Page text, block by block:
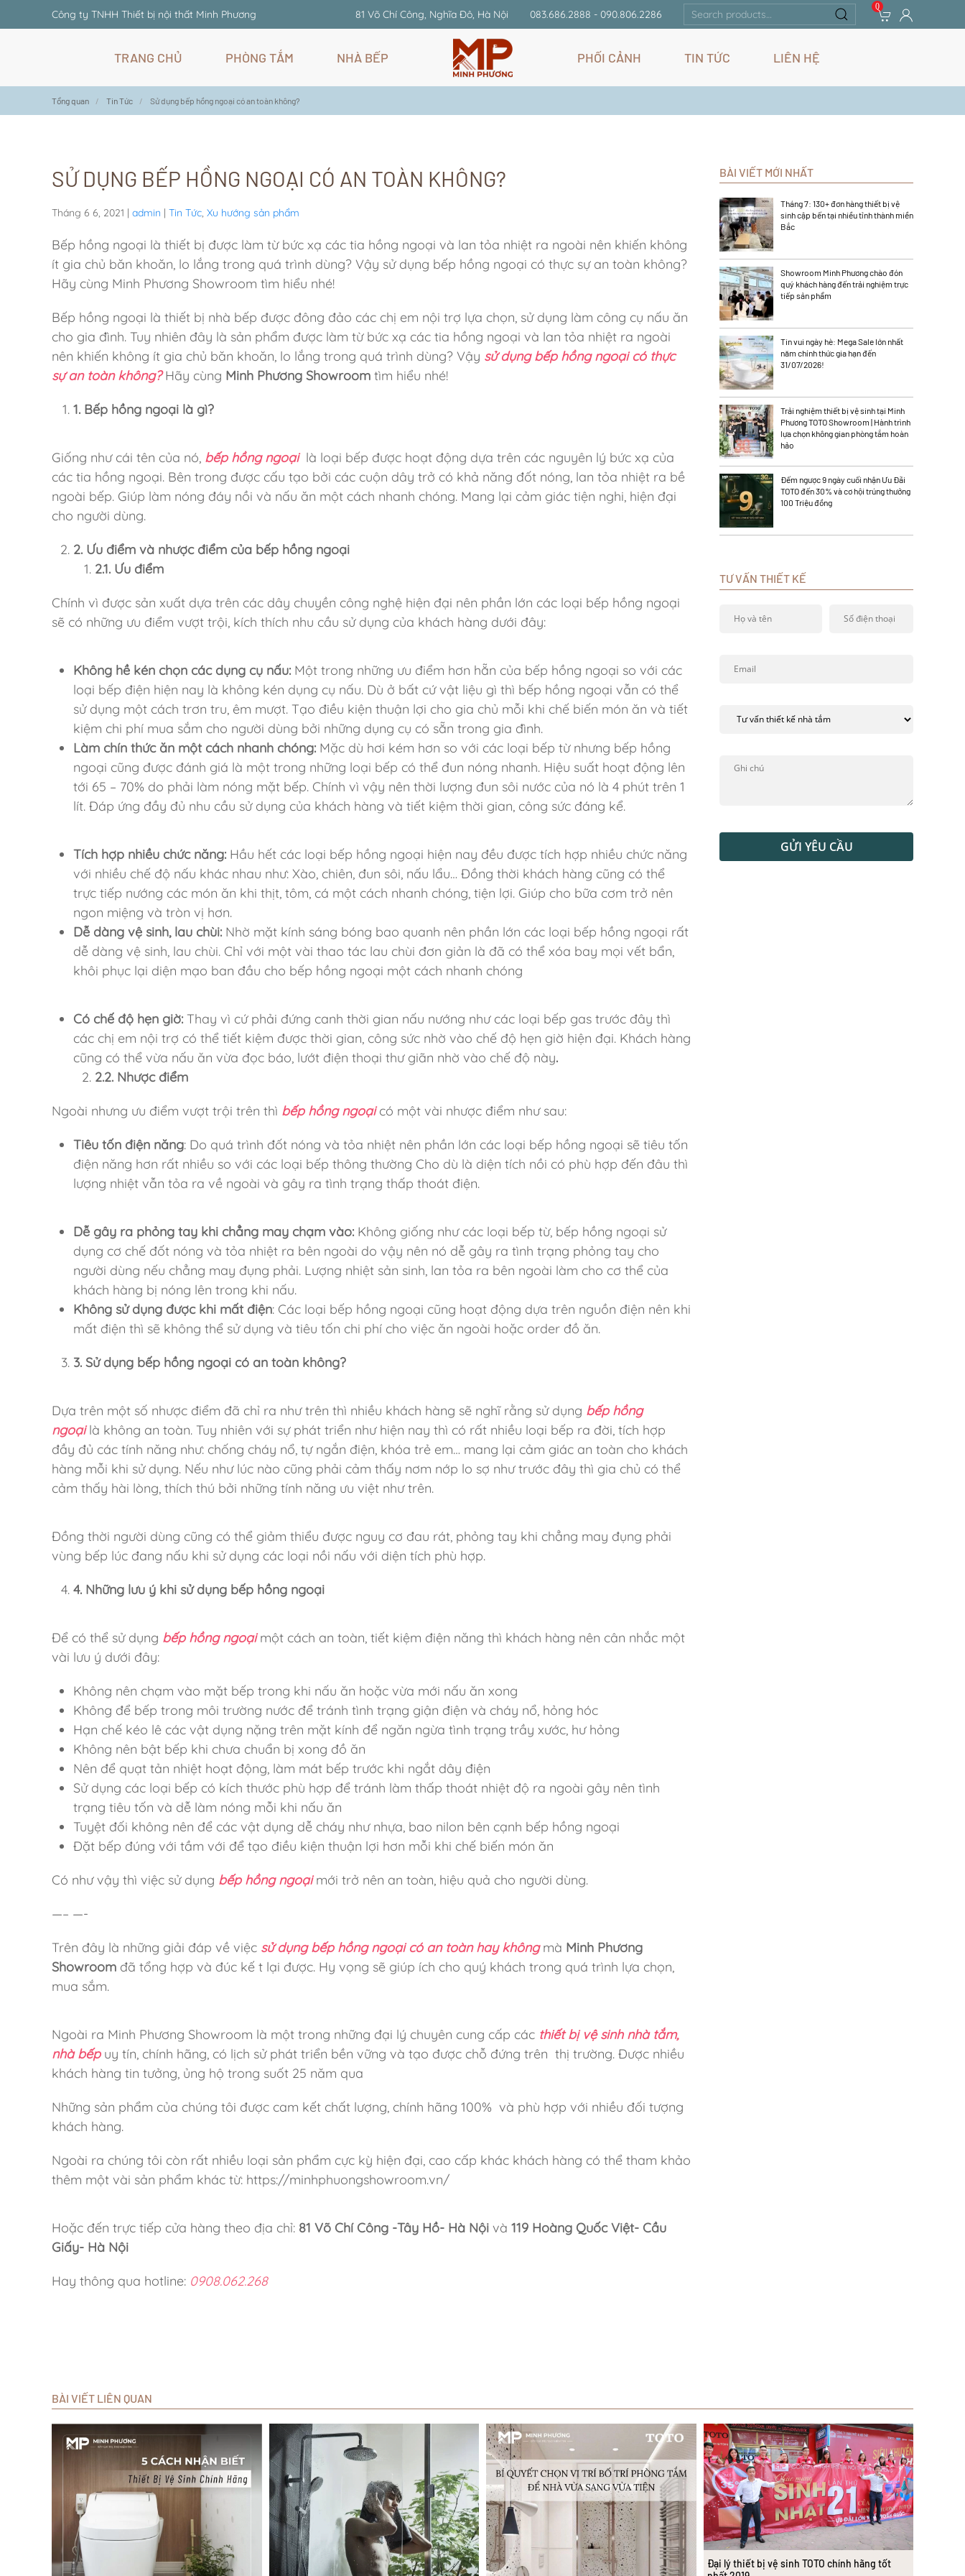
content
Công ty TNHH Thiết bị nội thất Minh Phương 81 Võ Chí Công, Nghĩa Đô, Hà Nội 083.686.2888 - 090.806.2286
Search
for:
0
TRANG CHỦ PHÒNG TẮM NHÀ BẾP PHỐI CẢNH TIN TỨC LIÊN HỆ
Tổng quan Tin Tức Sử dụng bếp hồng ngoại có an toàn không?
SỬ DỤNG BẾP HỒNG NGOẠI CÓ AN TOÀN KHÔNG?
Tháng 6 6, 2021 | admin | Tin Tức, Xu hướng sản phẩm
Bếp hồng ngoại là thiết bị được làm từ bức xạ các tia hồng ngoại và lan tỏa nhiệt ra ngoài nên khiến không
ít gia chủ băn khoăn, lo lắng trong quá trình dùng? Vậy sử dụng bếp hồng ngoại có thực sự an toàn không?
Hãy cùng Minh Phương Showroom tìm hiểu nhé!
Bếp hồng ngoại là thiết bị nhà bếp được đông đảo các chị em nội trợ lựa chọn, sử dụng làm công cụ nấu ăn
cho gia đình. Tuy nhiên đây là sản phẩm được làm từ bức xạ các tia hồng ngoại và lan tỏa nhiệt ra ngoài
nên khiến không ít gia chủ băn khoăn, lo lắng trong quá trình dùng? Vậy sử dụng bếp hồng ngoại có thực
sự an toàn không?Hãy cùng Minh Phương Showroom tìm hiểu nhé!
1. Bếp hồng ngoại là gì?
Giống như cái tên của nó, bếp hồng ngoại là loại bếp được hoạt động dựa trên các nguyên lý bức xạ của
các tia hồng ngoại. Bên trong được cấu tạo bởi các cuộn dây trở có khả năng đốt nóng, lan tỏa nhiệt ra bề
ngoài bếp. Giúp làm nóng đáy nồi và nấu ăn một cách nhanh chóng. Mang lại cảm giác tiện nghi, hiện đại
cho người dùng.
2. Ưu điểm và nhược điểm của bếp hồng ngoại
2.1. Ưu điểm
Chính vì được sản xuất dựa trên các dây chuyền công nghệ hiện đại nên phần lớn các loại bếp hồng ngoại
sẽ có những ưu điểm vượt trội, kích thích nhu cầu sử dụng của khách hàng dưới đây:
Không hề kén chọn các dụng cụ nấu: Một trong những ưu điểm hơn hẵn của bếp hồng ngoại so với các
loại bếp điện hiện nay là không kén dụng cụ nấu. Dù ở bất cứ vật liệu gì thì bếp hồng ngoại vẫn có thể
sử dụng một cách trơn tru, êm mượt. Tạo điều kiện thuận lợi cho gia chủ mỗi khi chế biến món ăn và tiết
kiệm chi phí mua sắm cho người dùng bởi những dụng cụ có sẵn trong gia đình.
Làm chín thức ăn một cách nhanh chóng: Mặc dù hơi kém hơn so với các loại bếp từ nhưng bếp hồng
ngoại cũng được đánh giá là một trong những loại bếp có thể đun nóng nhanh. Hiệu suất hoạt động lên
tới 65 – 70% do phải làm nóng mặt bếp. Chính vì vậy nên thời lượng đun sôi nước của nó là 4 phút trên 1
lít. Đáp ứng đầy đủ nhu cầu sử dụng của khách hàng và tiết kiệm thời gian, công sức đáng kể.
Tích hợp nhiều chức năng: Hầu hết các loại bếp hồng ngoại hiện nay đều được tích hợp nhiều chức năng
với nhiều chế độ nấu khác nhau như: Xào, chiên, đun sôi, nấu lẩu… Đồng thời khách hàng cũng có thể
trực tiếp nướng các món ăn khi thịt, tôm, cá một cách nhanh chóng, tiện lợi. Giúp cho bữa cơm trở nên
ngon miệng và tròn vị hơn.
Dễ dàng vệ sinh, lau chùi: Nhờ mặt kính sáng bóng bao quanh nên phần lớn các loại bếp hồng ngoại rất
dễ dàng vệ sinh, lau chùi. Chỉ với một vài thao tác lau chùi đơn giản là đã có thể xóa bay mọi vết bẩn,
khôi phục lại diện mạo ban đầu cho bếp hồng ngoại một cách nhanh chóng
Có chế độ hẹn giờ: Thay vì cứ phải đứng canh thời gian nấu nướng như các loại bếp gas trước đây thì
các chị em nội trợ có thể tiết kiệm được thời gian, công sức nhờ vào chế độ hẹn giờ hiện đại. Khách hàng
cũng có thể vừa nấu ăn vừa đọc báo, lướt điện thoại thư giãn nhờ vào chế độ này.
2.2. Nhược điểm
Ngoài nhưng ưu điểm vượt trội trên thì bếp hồng ngoạicó một vài nhược điểm như sau:
Tiêu tốn điện năng: Do quá trình đốt nóng và tỏa nhiệt nên phần lớn các loại bếp hồng ngoại sẽ tiêu tốn
điện năng hơn rất nhiều so với các loại bếp thông thường Cho dù là diện tích nồi có phù hợp đến đâu thì
lượng nhiệt vẫn tỏa ra về ngoài và gây ra tình trạng thấp thoát điện.
Dễ gây ra phỏng tay khi chẳng may chạm vào: Không giống như các loại bếp từ, bếp hồng ngoại sử
dụng cơ chế đốt nóng và tỏa nhiệt ra bên ngoài do vậy nên nó dễ gây ra tình trạng phỏng tay cho
người dùng nếu chẳng may đụng phải. Lượng nhiệt sản sinh, lan tỏa ra bên ngoài làm cho cơ thể của
khách hàng bị nóng lên trong khi nấu.
Không sử dụng được khi mất điện: Các loại bếp hồng ngoại cũng hoạt động dựa trên nguồn điện nên khi
mất điện thì sẽ không thể sử dụng và tiêu tốn chi phí cho việc ăn ngoài hoặc order đồ ăn.
3. Sử dụng bếp hồng ngoại có an toàn không?
Dựa trên một số nhược điểm đã chỉ ra như trên thì nhiều khách hàng sẽ nghĩ rằng sử dụng bếp hồng
ngoạilà không an toàn. Tuy nhiên với sự phát triển như hiện nay thì có rất nhiều loại bếp ra đời, tích hợp
đầy đủ các tính năng như: chống cháy nổ, tự ngắn điện, khóa trẻ em… mang lại cảm giác an toàn cho khách
hàng mỗi khi sử dụng. Nếu như lúc nào cũng phải cảm thấy nơm nớp lo sợ như trước đây thì gia chủ có thể
cảm thấy hài lòng, thích thú bởi những tính năng ưu việt như trên.
Đồng thời người dùng cũng có thể giảm thiểu được nguy cơ đau rát, phỏng tay khi chẳng may đụng phải
vùng bếp lúc đang nấu khi sử dụng các loại nồi nấu với diện tích phù hợp.
4. Những lưu ý khi sử dụng bếp hồng ngoại
Để có thể sử dụng bếp hồng ngoạimột cách an toàn, tiết kiệm điện năng thì khách hàng nên cân nhắc một
vài lưu ý dưới đây:
Không nên chạm vào mặt bếp trong khi nấu ăn hoặc vừa mới nấu ăn xong
Không để bếp trong môi trường nước để tránh tình trạng giận điện và cháy nổ, hỏng hóc
Hạn chế kéo lê các vật dụng nặng trên mặt kính để ngăn ngừa tình trạng trầy xước, hư hỏng
Không nên bật bếp khi chưa chuẩn bị xong đồ ăn
Nên để quạt tản nhiệt hoạt động, làm mát bếp trước khi ngắt dây điện
Sử dụng các loại bếp có kích thước phù hợp để tránh làm thấp thoát nhiệt độ ra ngoài gây nên tình
trạng tiêu tốn và dễ làm nóng mỗi khi nấu ăn
Tuyệt đối không nên để các vật dụng dễ cháy như nhựa, bao nilon bên cạnh bếp hồng ngoại
Đặt bếp đúng với tầm với để tạo điều kiện thuận lợi hơn mỗi khi chế biến món ăn
Có như vậy thì việc sử dụng bếp hồng ngoạimới trở nên an toàn, hiệu quả cho người dùng.
—– —-
Trên đây là những giải đáp về việc sử dụng bếp hồng ngoại có an toàn hay khôngmà Minh Phương
Showroom đã tổng hợp và đúc kế t lại được. Hy vọng sẽ giúp ích cho quý khách trong quá trình lựa chọn,
mua sắm.
Ngoài ra Minh Phương Showroom là một trong những đại lý chuyên cung cấp các thiết bị vệ sinh nhà tắm,
nhà bếp uy tín, chính hãng, có lịch sử phát triển bền vững và tạo được chỗ đứng trên thị trường. Được nhiều
khách hàng tin tưởng, ủng hộ trong suốt 25 năm qua
Những sản phẩm của chúng tôi được cam kết chất lượng, chính hãng 100% và phù hợp với nhiều đối tượng
khách hàng.
Ngoài ra chúng tôi còn rất nhiều loại sản phẩm cực kỳ hiện đại, cao cấp khác khách hàng có thể tham khảo
thêm một vài sản phẩm khác từ: https://minhphuongshowroom.vn/
Hoặc đến trực tiếp cửa hàng theo địa chỉ: 81 Võ Chí Công -Tây Hồ- Hà Nội và 119 Hoàng Quốc Việt- Cầu
Giấy- Hà Nội
Hay thông qua hotline: 0908.062.268
BÀI VIẾT MỚI NHẤT
Tháng 7: 130+ đơn hàng thiết bị vệ
sinh cập bến tại nhiều tỉnh thành miền
Bắc
Showroom Minh Phương chào đón
quý khách hàng đến trải nghiệm trực
tiếp sản phẩm
Tin vui ngày hè: Mega Sale lớn nhất
năm chính thức gia hạn đến
31/07/2026!
Trải nghiệm thiết bị vệ sinh tại Minh
Phương TOTO Showroom | Hành trình
lựa chọn không gian phòng tắm hoàn
hảo
Đếm ngược 9 ngày cuối nhận Ưu Đãi
TOTO đến 30% và cơ hội trúng thưởng
100 Triệu đồng
TƯ VẤN THIẾT KẾ
GỬI YÊU CẦU
BÀI VIẾT LIÊN QUAN
Đại lý thiết bị vệ sinh TOTO chính hãng tốt